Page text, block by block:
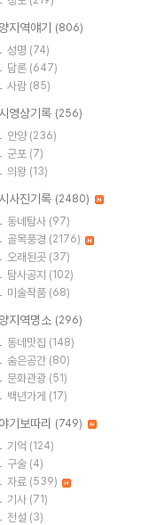
지역얘기 (806)
성명 (74)
담론 (647)
사람 (85)
영상기록 (256)
안양 (236)
군포 (7)
의왕 (13)
사진기록 (2480)
동네탐사 (97)
골목풍경 (2176)
오래된곳 (37)
탐사공지 (102)
미술작품 (68)
지역명소 (296)
동네맛집 (148)
숨은공간 (80)
문화관광 (51)
백년가게 (17)
기보따리 (749)
기억 (124)
구술 (4)
자료 (539)
기사 (71)
전설 (3)